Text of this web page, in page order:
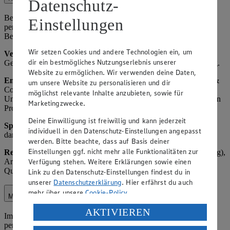
Bei Anrufen über unsere Kundenhotline verarbeiten wir
personenbezogene Daten zur Bearbeitung von Anfragen,
Beschwerden oder Rückmeldungen.
Verarbeitete Daten:Telefonnummer, ggf. Name, Anliegen,
Gesprächsnotizen. Zweck: Kundenservice und Qualitätssicherung.
Empfänger: Interne Mitarbeiter, ggf. EDEKA Zentrale Stiftung &
Co. KG (EDEKA Kundenservice), ggf. andere betroffene
Unternehmen des EDEKA-Verbunds, Lieferanten der reklamierten
Produkte.
Speicherdauer:Bis zur abschließenden Bearbeitung plus 1 Jahr,
danach Löschung oder Anonymisierung.
Rechtsgrundlage:Art. 6 Abs. 1 lit. b) DSGVO (Vertragserfüllung),
Art. 6 Abs. 1 lit. f) DSGVO (berechtigtes Interesse an
Qualitätssicherung, Kundenbindung, und Serviceoptimierung).
Marketing
Im Rahmen unserer Marketingaktivitäten verarbeiten wir
personenbezogene Daten, um Kunden über Angebote, Aktionen
Datenschutz-
Einstellungen
Wir setzen Cookies und andere Technologien ein, um
dir ein bestmögliches Nutzungserlebnis unserer
Website zu ermöglichen. Wir verwenden deine Daten,
um unsere Website zu personalisieren und dir
möglichst relevante Inhalte anzubieten, sowie für
Marketingzwecke.
Deine Einwilligung ist freiwillig und kann jederzeit
individuell in den Datenschutz-Einstellungen angepasst
werden. Bitte beachte, dass auf Basis deiner
Einstellungen ggf. nicht mehr alle Funktionalitäten zur
Verfügung stehen. Weitere Erklärungen sowie einen
Link zu den Datenschutz-Einstellungen findest du in
unserer Datenschutzerklärung. Hier erfährst du auch
mehr über unsereCookie-Policy.
Verarbeitung deiner personenbezogenen Daten in den
USA durch Facebook und YouTube:
AKTIVIEREN